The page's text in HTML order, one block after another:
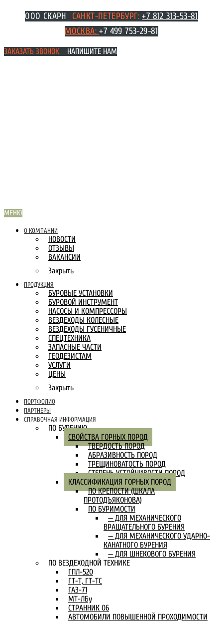
Перейти
ООО СКАРН САНКТ-ПЕТЕРБУРГ:+7 812 313-53-81
МОСКВА:+7 499 753-29-81
ЗАКАЗАТЬ ЗВОНОК НАПИШИТЕ НАМ
МЕНЮ
О КОМПАНИИ
НОВОСТИ
ОТЗЫВЫ
ВАКАНСИИ
Закрыть
ПРОДУКЦИЯ
БУРОВЫЕ УСТАНОВКИ
БУРОВОЙ ИНСТРУМЕНТ
НАСОСЫ И КОМПРЕССОРЫ
ВЕЗДЕХОДЫ КОЛЕСНЫЕ
ВЕЗДЕХОДЫ ГУСЕНИЧНЫЕ
СПЕЦТЕХНИКА
ЗАПАСНЫЕ ЧАСТИ
ГЕОДЕЗИСТАМ
УСЛУГИ
ЦЕНЫ
Закрыть
ПОРТФОЛИО
ПАРТНЕРЫ
СПРАВОЧНАЯ ИНФОРМАЦИЯ
ПО БУРЕНИЮ
СВОЙСТВА ГОРНЫХ ПОРОД
ТВЕРДОСТЬ ПОРОД
АБРАЗИВНОСТЬ ПОРОД
ТРЕЩИНОВАТОСТЬ ПОРОД
СТЕПЕНЬ УСТОЙЧИВОСТИ ПОРОД
КЛАССИФИКАЦИЯ ГОРНЫХ ПОРОД
ПО КРЕПОСТИ (ШКАЛА
ПРОТОДЪЯКОНОВА)
ПО БУРИМОСТИ
— ДЛЯ МЕХАНИЧЕСКОГО
ВРАЩАТЕЛЬНОГО БУРЕНИЯ
— ДЛЯ МЕХАНИЧЕСКОГО УДАРНО-
КАНАТНОГО БУРЕНИЯ
— ДЛЯ ШНЕКОВОГО БУРЕНИЯ
ПО ВЕЗДЕХОДНОЙ ТЕХНИКЕ
ГПЛ-520
ГТ-Т, ГТ-ТС
ГАЗ-71
МТ-ЛБу
СТРАННИК 06
АВТОМОБИЛИ ПОВЫШЕННОЙ ПРОХОДИМОСТИ